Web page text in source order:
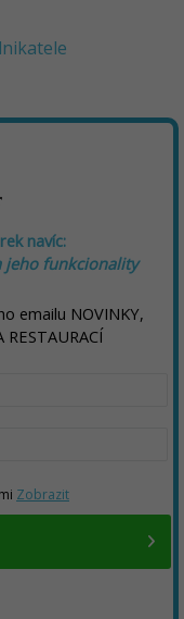
navíc:
jeho funkcionality
emailu NOVINKY,
RESTAURACÍ
Zobrazit